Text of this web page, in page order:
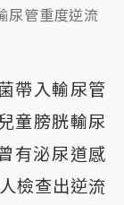
尿管重度逆流
帶入輸尿管
童膀胱輸尿
有泌尿道感
檢查出逆流